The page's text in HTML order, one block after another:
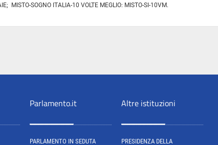
MISTO-SOGNO ITALIA-10 VOLTE MEGLIO: MISTO-SI-10VM.
Parlamento.it
PARLAMENTO IN SEDUTA
Altre istituzioni
PRESIDENZA DELLA